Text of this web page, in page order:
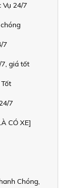
Vụ 24/7
7
giá tốt
7
CÓ XE]
Chóng,